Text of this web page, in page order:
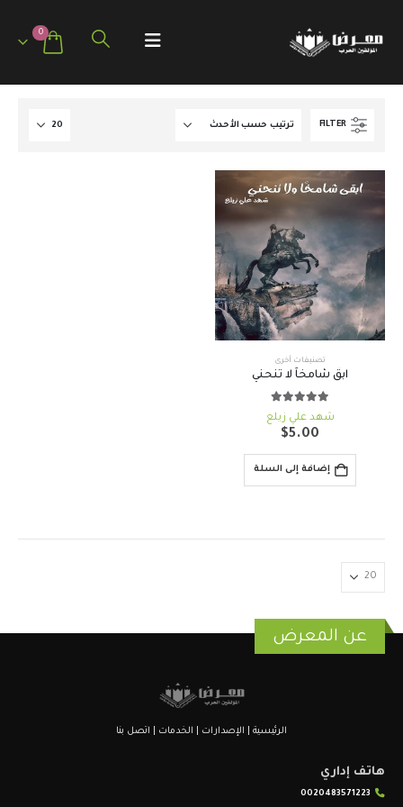
0
FILTER
تصنيفات أخرى
ابقَّ شامخاً لا تنحني
5.00
out of 5
شهد علي زيلع
$5.00
إضافة إلى السلة
عن المعرض
الرئيسية الإصدارات الخدمات اتصل بنا
هاتف إداري
0020483571223